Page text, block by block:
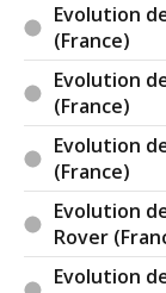
Evolution
(France)
Evolution
(France)
Evolution
(France)
Evolution
Rover
Evolution